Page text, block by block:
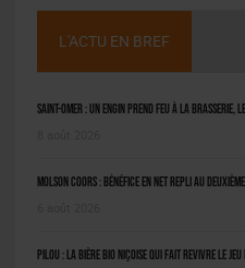
L'ACTU EN BREF
Saint-Omer : un engin prend feu à la brasserie,
Molson Coors : bénéfice en net repli au
Pilou : la bière bio niçoise qui fait revivre le